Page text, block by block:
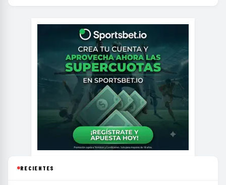
RECIENTES